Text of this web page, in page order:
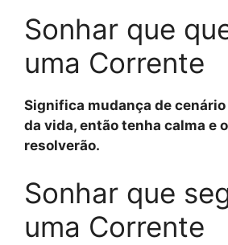
Sonhar que
uma Corrente
Significa mudança de cenário
da vida, então tenha calma e
resolverão.
Sonhar que
uma Corrente